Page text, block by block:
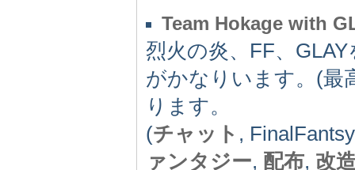
Team Hokage with
烈火の炎、FF、
がかなりいます。(最
ります。
(チャット ,
ァンタジー, 配布, 改